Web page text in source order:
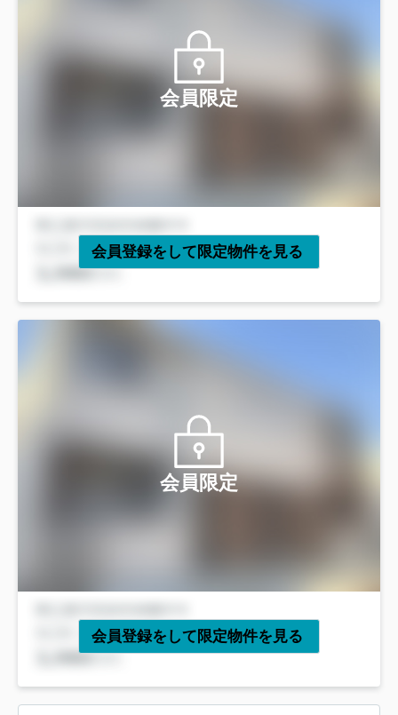
会員限定
会員登録をして限定物件を見る
会員限定
会員登録をして限定物件を見る